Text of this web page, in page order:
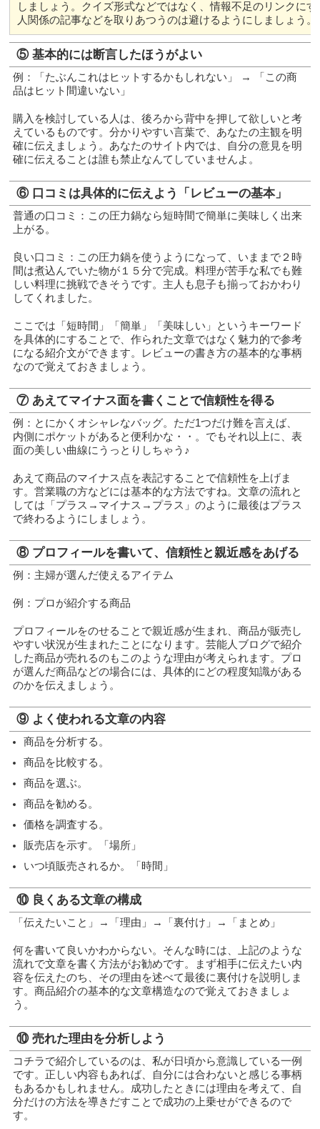
しましょう。クイズ形式などではなく、情報不足のリンクに
人関係の記事などを取りあつうのは避けるようにしましょう。
⑤ 基本的には断言したほうがよい
例：「たぶんこれはヒットするかもしれない」 → 「この商
品はヒット間違いない」
購入を検討している人は、後ろから背中を押して欲しいと考
えているものです。分かりやすい言葉で、あなたの主観を明
確に伝えましょう。あなたのサイト内では、自分の意見を明
確に伝えることは誰も禁止なんてしていませんよ。
⑥ 口コミは具体的に伝えよう「レビューの基本」
普通の口コミ：この圧力鍋なら短時間で簡単に美味しく出来
上がる。
良い口コミ：この圧力鍋を使うようになって、いままで２時
間は煮込んでいた物が１５分で完成。料理が苦手な私でも難
しい料理に挑戦できそうです。主人も息子も揃っておかわり
してくれました。
ここでは「短時間」「簡単」「美味しい」というキーワード
を具体的にすることで、作られた文章ではなく魅力的で参考
になる紹介文ができます。レビューの書き方の基本的な事柄
なので覚えておきましょう。
⑦ あえてマイナス面を書くことで信頼性を得る
例：とにかくオシャレなバッグ。ただ1つだけ難を言えば、
内側にポケットがあると便利かな・・。でもそれ以上に、表
面の美しい曲線にうっとりしちゃう♪
あえて商品のマイナス点を表記することで信頼性を上げま
す。営業職の方などには基本的な方法ですね。文章の流れと
しては「プラス→マイナス→プラス」のように最後はプラス
で終わるようにしましょう。
⑧ プロフィールを書いて、信頼性と親近感をあげる
例：主婦が選んだ使えるアイテム
例：プロが紹介する商品
プロフィールをのせることで親近感が生まれ、商品が販売し
やすい状況が生まれたことになります。芸能人ブログで紹介
した商品が売れるのもこのような理由が考えられます。プロ
が選んだ商品などの場合には、具体的にどの程度知識がある
のかを伝えましょう。
⑨ よく使われる文章の内容
商品を分析する。
商品を比較する。
商品を選ぶ。
商品を勧める。
価格を調査する。
販売店を示す。「場所」
いつ頃販売されるか。「時間」
⑩ 良くある文章の構成
「伝えたいこと」→「理由」→「裏付け」→「まとめ」
何を書いて良いかわからない。そんな時には、上記のような
流れで文章を書く方法がお勧めです。まず相手に伝えたい内
容を伝えたのち、その理由を述べて最後に裏付けを説明しま
す。商品紹介の基本的な文章構造なので覚えておきましょ
う。
⑩ 売れた理由を分析しよう
コチラで紹介しているのは、私が日頃から意識している一例
です。正しい内容もあれば、自分には合わないと感じる事柄
もあるかもしれません。成功したときには理由を考えて、自
分だけの方法を導きだすことで成功の上乗せができるので
す。